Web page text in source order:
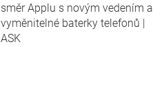
směr Applu s novým vedením a
vyměnitelné baterky telefonů |
ASK